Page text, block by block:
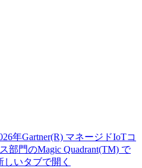
年Gartner(R) マネージドIoTコ
部門のMagic Quadrant(TM) で
しいタブで開く